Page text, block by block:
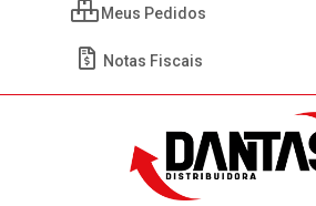
Meus Pedidos
Notas Fiscais